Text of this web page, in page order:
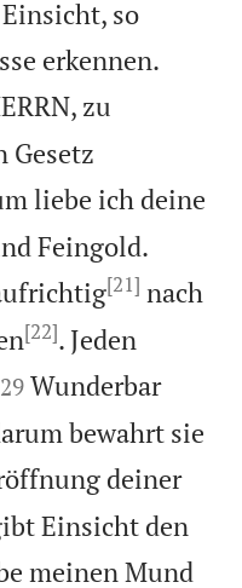
so
erkennen.
zu
Gesetz
liebe ich deine
Feingold.
[21] nach
[22]. Jeden
Wunderbar
bewahrt sie
deiner
Einsicht den
meinen Mund